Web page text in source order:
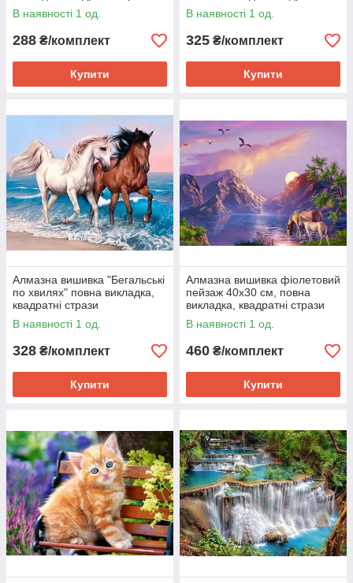
В наявності 1 од.
288 ₴/комплект
Купити
стрази
В наявності 1 од.
325 ₴/комплект
Купити
Алмазна вишивка "Бегальські
по хвилях" повна викладка,
квадратні стрази
В наявності 1 од.
328 ₴/комплект
Купити
Алмазна вишивка фіолетовий
пейзаж 40х30 см, повна
викладка, квадратні стрази
Huacan
В наявності 1 од.
460 ₴/комплект
Купити